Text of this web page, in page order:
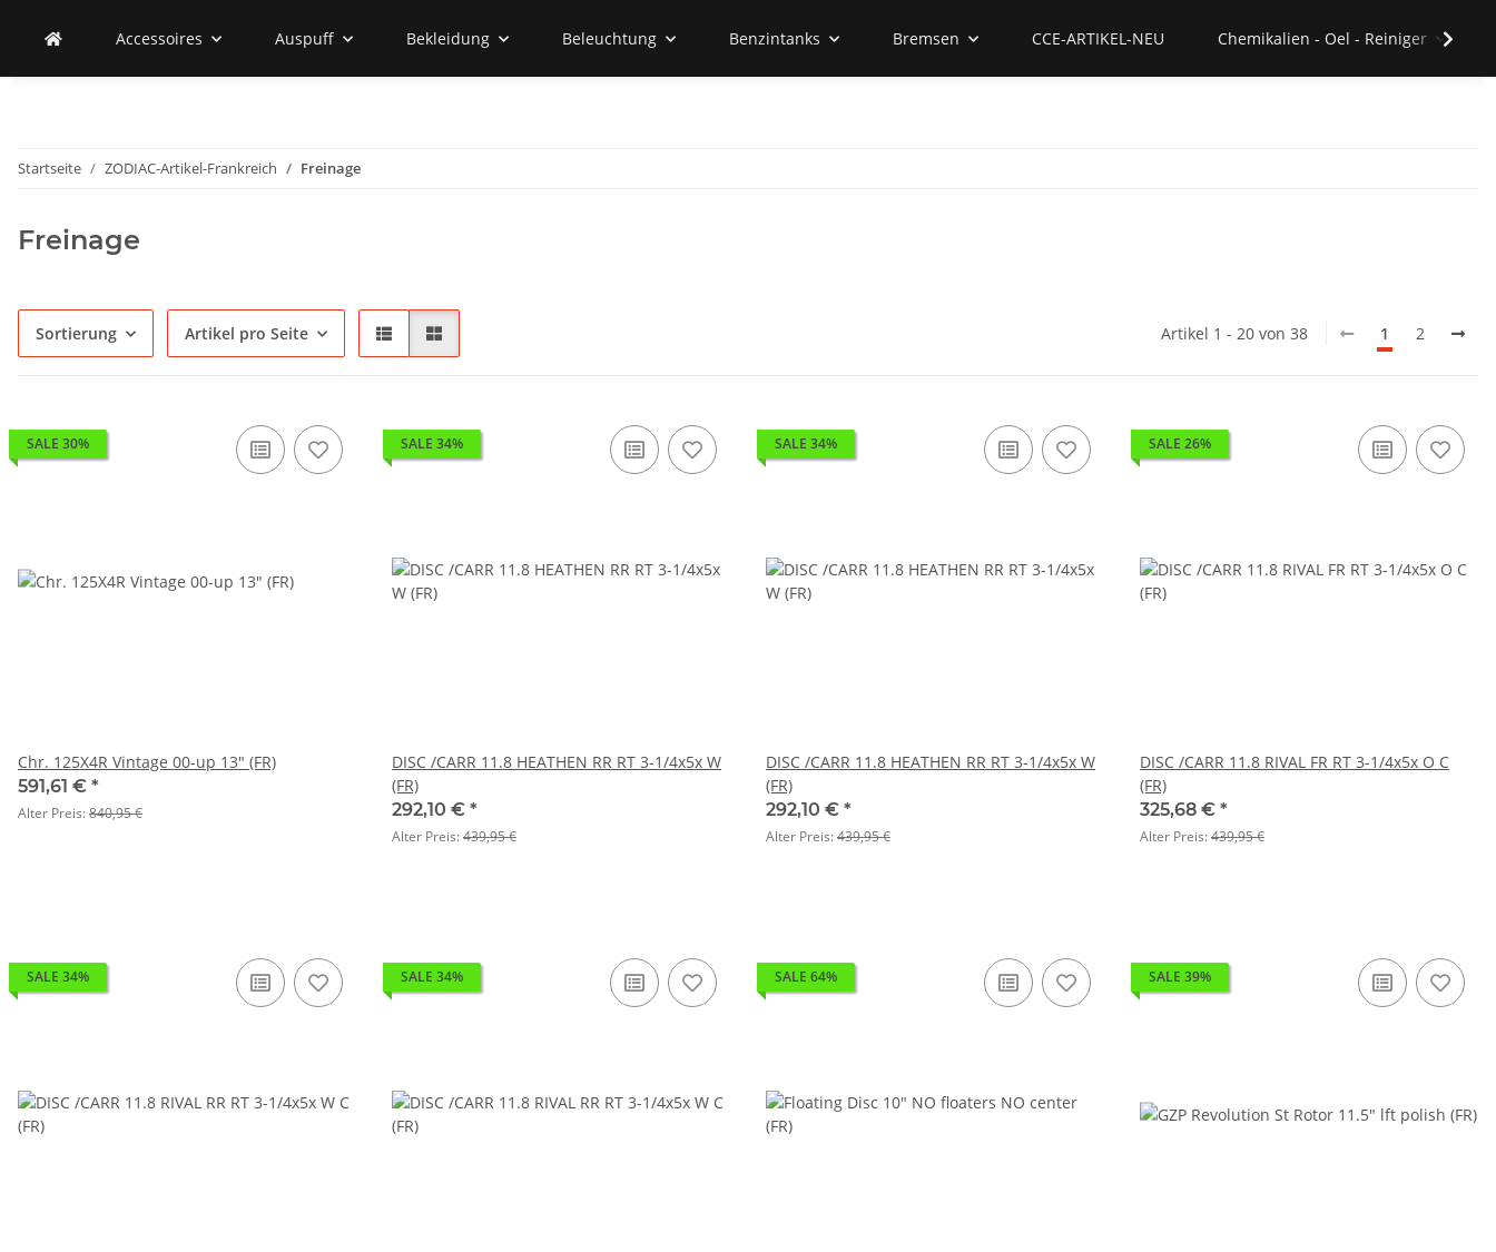
Accessoires Auspuff Bekleidung Beleuchtung Benzintanks Bremsen CCE-ARTIKEL-NEU Chemikalien - Oel - Reiniger
Startseite ZODIAC-Artikel-Frankreich Freinage
Freinage
Sortierung Artikel pro Seite Artikel 1 - 20 von 38 1 2
SALE 30%
Chr. 125X4R Vintage 00-up 13" (FR)
591,61 € *
Alter Preis:840,95 €
SALE 34%
DISC /CARR 11.8 HEATHEN RR RT 3-1/4x5x W
(FR)
292,10 € *
Alter Preis:439,95 €
SALE 34%
DISC /CARR 11.8 HEATHEN RR RT 3-1/4x5x W
(FR)
292,10 € *
Alter Preis:439,95 €
SALE 26%
DISC /CARR 11.8 RIVAL FR RT 3-1/4x5x O C
(FR)
325,68 € *
Alter Preis:439,95 €
SALE 34% SALE 34% SALE 64% SALE 39%